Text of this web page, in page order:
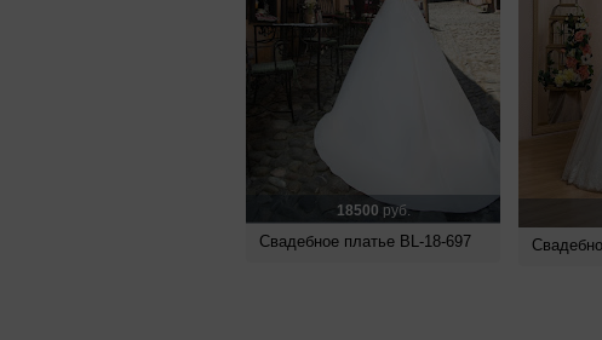
18500 руб.
Свадебное платье BL-18-697